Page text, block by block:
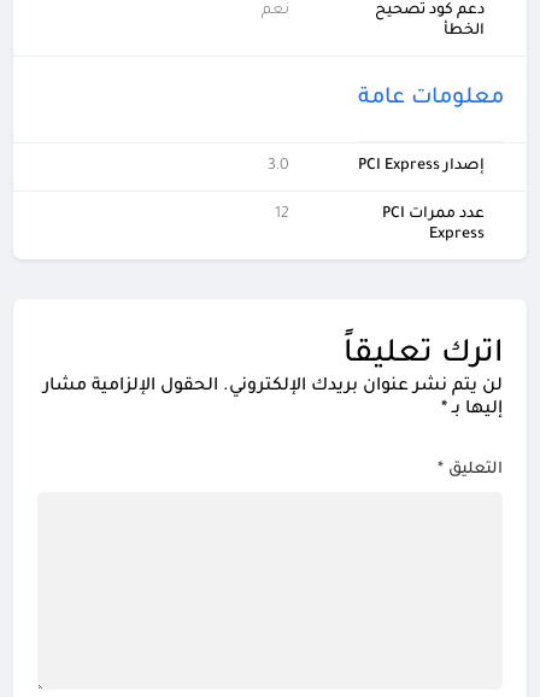
دعم كود تصحيح
الخطأ
نعم
معلومات عامة
إصدار PCI Express 3.0
عدد ممرات PCI
Express
12
اترك تعليقاً
لن يتم نشر عنوان بريدك الإلكتروني. الحقول الإلزامية مشار
إليها بـ*
التعليق*